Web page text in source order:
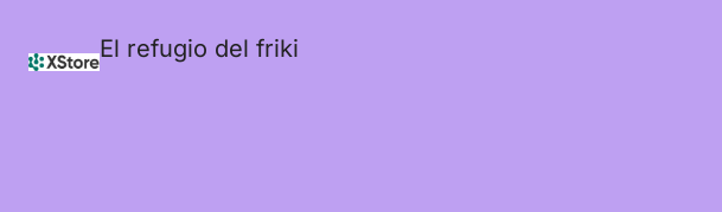
El refugio del friki